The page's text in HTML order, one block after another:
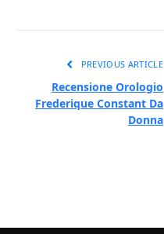
PREVIOUS ARTICLE
Recensione Orologio
Frederique Constant Da
Donna